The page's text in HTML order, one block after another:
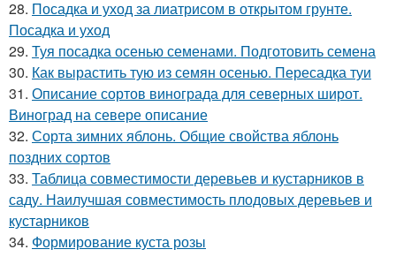
28. Посадка и уход за лиатрисом в открытом грунте.
Посадка и уход
29. Туя посадка осенью семенами. Подготовить семена
30. Как вырастить тую из семян осенью. Пересадка туи
31. Описание сортов винограда для северных широт.
Виноград на севере описание
32. Сорта зимних яблонь. Общие свойства яблонь
поздних сортов
33. Таблица совместимости деревьев и кустарников в
саду. Наилучшая совместимость плодовых деревьев и
кустарников
34. Формирование куста розы